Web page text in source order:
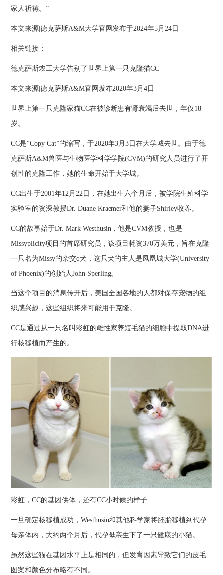
家人祈祷。”
本文来源|德克萨斯A&M大学官网发布于2024年5月24日
相关链接：
德克萨斯农工大学告别了世界上第一只克隆猫CC
本文来源|德克萨斯A&M官网发布2020年3月4日
世界上第一只克隆家猫CC在被诊断患有肾衰竭后去世，年仅18
岁。
CC是“Copy Cat”的缩写，于2020年3月3日在大学城去世。由于德
克萨斯A&M兽医与生物医学科学学院(CVM)的研究人员进行了开
创性的克隆工作，她的生命开始于大学城。
CC出生于2001年12月22日，在她出生六个月后，被学院生殖科学
实验室的资深教授Dr. Duane Kraemer和他的妻子Shirley收养。
CC的故事始于Dr. Mark Westhusin，他是CVM教授，也是
Missyplicity项目的首席研究员，该项目耗资370万美元，旨在克隆
一只名为Missy的杂交q犬，这只犬的主人是凤凰城大学(University
of Phoenix)的创始人John Sperling。
当这个项目的消息传开后，美国全国各地的人都对保存宠物的组
织感兴趣，这些组织将来可能用于克隆。
CC是通过从一只名叫彩虹的雌性家养短毛猫的细胞中提取DNA进
行核移植而产生的。
彩虹，CC的基因供体，还有CC小时候的样子
一旦确定核移植成功，Westhusin和其他科学家将胚胎移植到代孕
母亲体内，大约两个月后，代孕母亲生下了一只健康的小猫。
虽然这些猫在基因水平上是相同的，但发育因素导致它们的皮毛
图案和颜色分布略有不同。